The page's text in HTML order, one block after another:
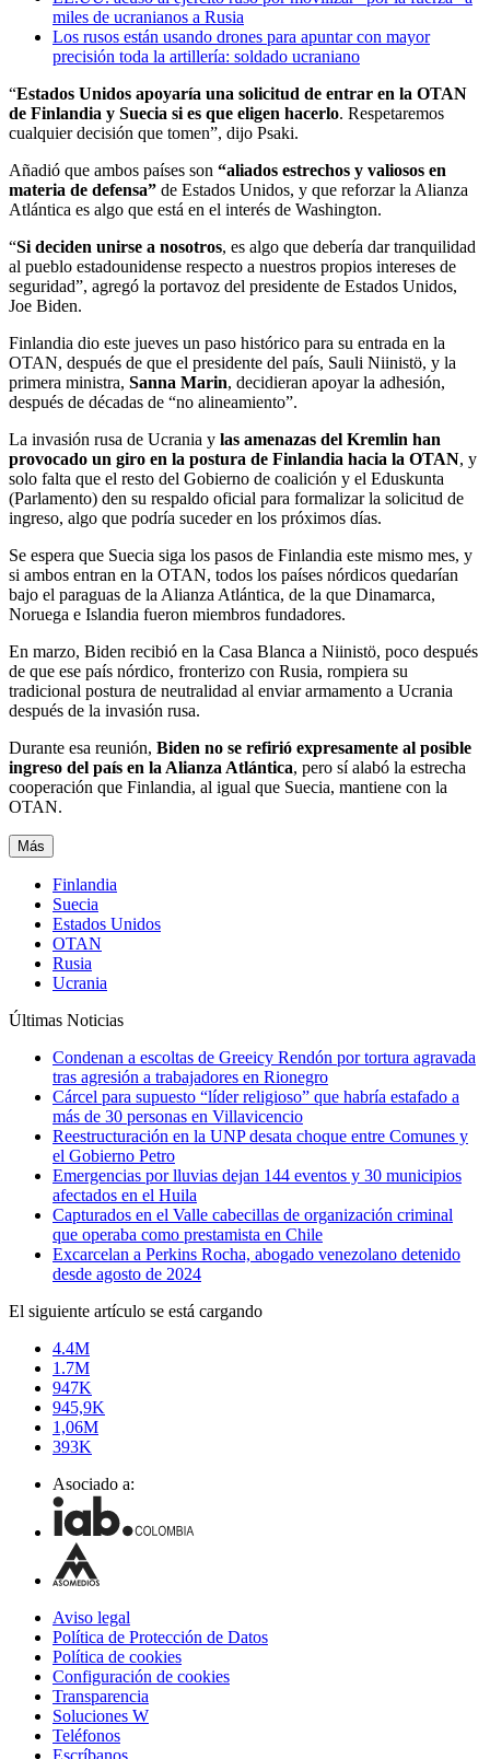
miles de ucranianos a Rusia
Los rusos están usando drones para apuntar con mayor
precisión toda la artillería: soldado ucraniano
“Estados Unidos apoyaría una solicitud de entrar en la OTAN
de Finlandia y Suecia si es que eligen hacerlo. Respetaremos
cualquier decisión que tomen”, dijo Psaki.
Añadió que ambos países son “aliados estrechos y valiosos en
materia de defensa” de Estados Unidos, y que reforzar la Alianza
Atlántica es algo que está en el interés de Washington.
“Si deciden unirse a nosotros, es algo que debería dar tranquilidad
al pueblo estadounidense respecto a nuestros propios intereses de
seguridad”, agregó la portavoz del presidente de Estados Unidos,
Joe Biden.
Finlandia dio este jueves un paso histórico para su entrada en la
OTAN, después de que el presidente del país, Sauli Niinistö, y la
primera ministra, Sanna Marin, decidieran apoyar la adhesión,
después de décadas de “no alineamiento”.
La invasión rusa de Ucrania y las amenazas del Kremlin han
provocado un giro en la postura de Finlandia hacia la OTAN, y
solo falta que el resto del Gobierno de coalición y el Eduskunta
(Parlamento) den su respaldo oficial para formalizar la solicitud de
ingreso, algo que podría suceder en los próximos días.
Se espera que Suecia siga los pasos de Finlandia este mismo mes, y
si ambos entran en la OTAN, todos los países nórdicos quedarían
bajo el paraguas de la Alianza Atlántica, de la que Dinamarca,
Noruega e Islandia fueron miembros fundadores.
En marzo, Biden recibió en la Casa Blanca a Niinistö, poco después
de que ese país nórdico, fronterizo con Rusia, rompiera su
tradicional postura de neutralidad al enviar armamento a Ucrania
después de la invasión rusa.
Durante esa reunión, Biden no se refirió expresamente al posible
ingreso del país en la Alianza Atlántica, pero sí alabó la estrecha
cooperación que Finlandia, al igual que Suecia, mantiene con la
OTAN.
Más
Finlandia
Suecia
Estados Unidos
OTAN
Rusia
Ucrania
Últimas Noticias
Condenan a escoltas de Greeicy Rendón por tortura agravada
tras agresión a trabajadores en Rionegro
Cárcel para supuesto “líder religioso” que habría estafado a
más de 30 personas en Villavicencio
Reestructuración en la UNP desata choque entre Comunes y
el Gobierno Petro
Emergencias por lluvias dejan 144 eventos y 30 municipios
afectados en el Huila
Capturados en el Valle cabecillas de organización criminal
que operaba como prestamista en Chile
Excarcelan a Perkins Rocha, abogado venezolano detenido
desde agosto de 2024
El siguiente artículo se está cargando
4.4M
1.7M
947K
945,9K
1,06M
393K
Asociado a:
Aviso legal
Política de Protección de Datos
Política de cookies
Configuración de cookies
Transparencia
Soluciones W
Teléfonos
Escríbanos